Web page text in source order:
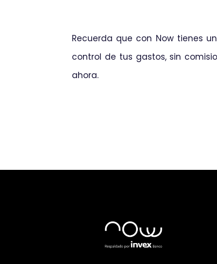
Recuerda que con Now tienes
control de tus gastos, sin
ahora.